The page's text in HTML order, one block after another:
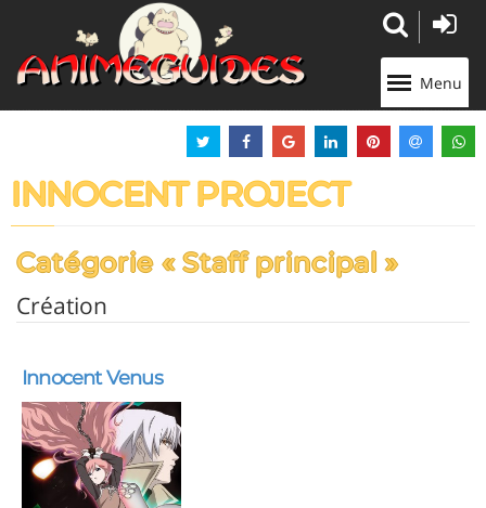
Menu
INNOCENT PROJECT
Catégorie « Staff principal »
Création
Innocent Venus
Panneau de gestion des cookies